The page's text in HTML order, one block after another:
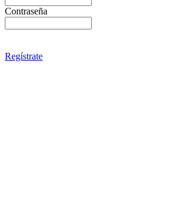
Contraseña
Regístrate